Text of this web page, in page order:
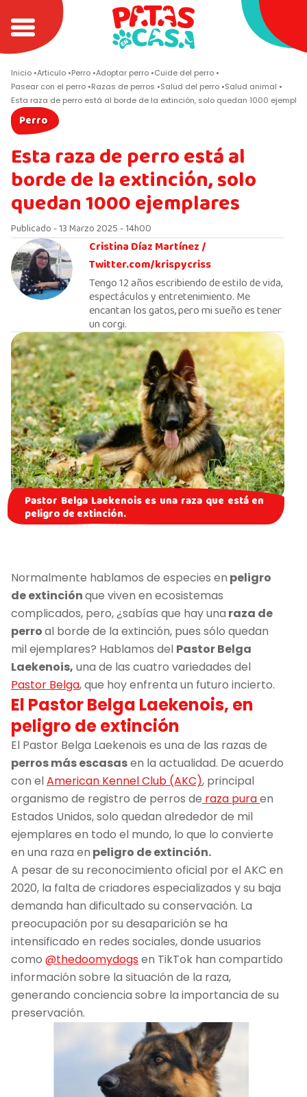
Inicio Articulo Perro Adoptar perro Cuide del perro
Pasear con el perro Razas de perros Salud del perro Salud animal
Esta raza de perro está al borde de la extinción, solo quedan 1000
Perro
Esta raza de perro está al
borde de la extinción, solo
quedan 1000 ejemplares
Publicado - 13 Marzo 2025 - 14h00
Cristina Díaz Martínez /
Twitter.com/krispycriss
Tengo 12 años escribiendo de estilo de vida,
espectáculos y entretenimiento. Me
encantan los gatos, pero mi sueño es tener
un corgi.
Pastor Belga Laekenois es una raza que está en
peligro de extinción.
Normalmente hablamos de especies en peligro
de extinciónque viven en ecosistemas
complicados, pero, ¿sabías que hay una raza de
perroal borde de la extinción, pues sólo quedan
mil ejemplares? Hablamos del Pastor Belga
Laekenois, una de las cuatro variedades del
Pastor Belga, que hoy enfrenta un futuro incierto.
El Pastor Belga Laekenois, en
peligro de extinción
El Pastor Belga Laekenois es una de las razas de
perros más escasasen la actualidad. De acuerdo
con elAmerican Kennel Club (AKC), principal
organismo de registro de perros de raza puraen
Estados Unidos, solo quedan alrededor de mil
ejemplares en todo el mundo, lo que lo convierte
en una raza en peligro de extinción.
A pesar de su reconocimiento oficial por el AKC en
2020, la falta de criadores especializados y su baja
demanda han dificultado su conservación. La
preocupación por su desaparición se ha
intensificado en redes sociales, donde usuarios
como @thedoomydogsen TikTok han compartido
información sobre la situación de la raza,
generando conciencia sobre la importancia de su
preservación.